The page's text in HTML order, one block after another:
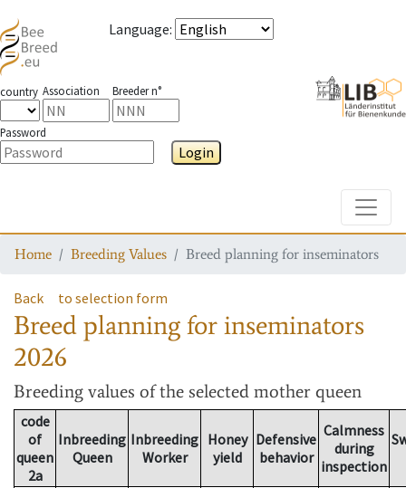
Language:
country Association Breeder n°
Password
Login
Home Breeding Values Breed planning for inseminators
Back to selection form
Breed planning for inseminators
2026
Breeding values of the selected mother queen
code
of
queen
2a
Inbreeding
Queen
Inbreeding
Worker
Honey
yield
Defensive
behavior
Calmness
during
inspection